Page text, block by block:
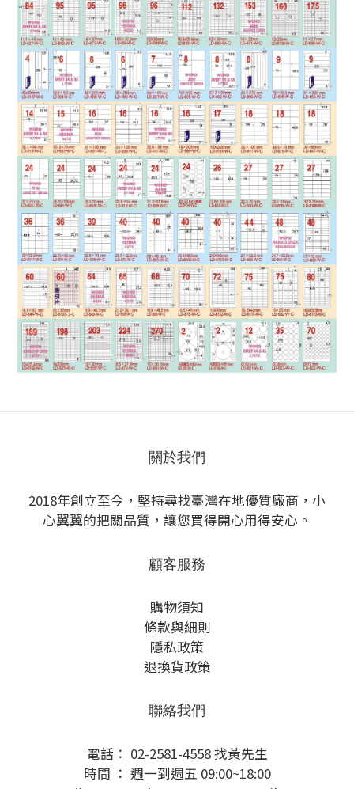
關於我們
2018年創立至今，堅持尋找臺灣在地優質廠商，小
心翼翼的把關品質，讓您買得開心用得安心。
顧客服務
購物須知
條款與細則
隱私政策
退換貨政策
聯絡我們
電話： 02-2581-4558 找黃先生
時間 ： 週一到週五 09:00~18:00